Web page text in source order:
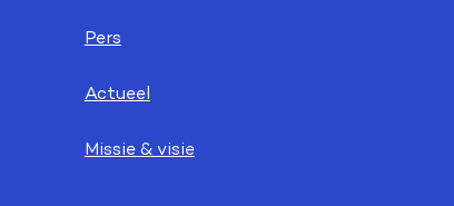
Pers
Actueel
Missie & visie